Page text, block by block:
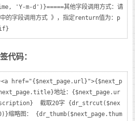
'Y-m-d')}=====其他字段调用方式：请
的字段调用方式 》，指定renturn值为：p
if}
代码：
href="{$next_page.url}">{$next_p
地址：{$next_page.ur
截取20字 {dr_strcut($nex
略图： {dr_thumb($next_page.thum